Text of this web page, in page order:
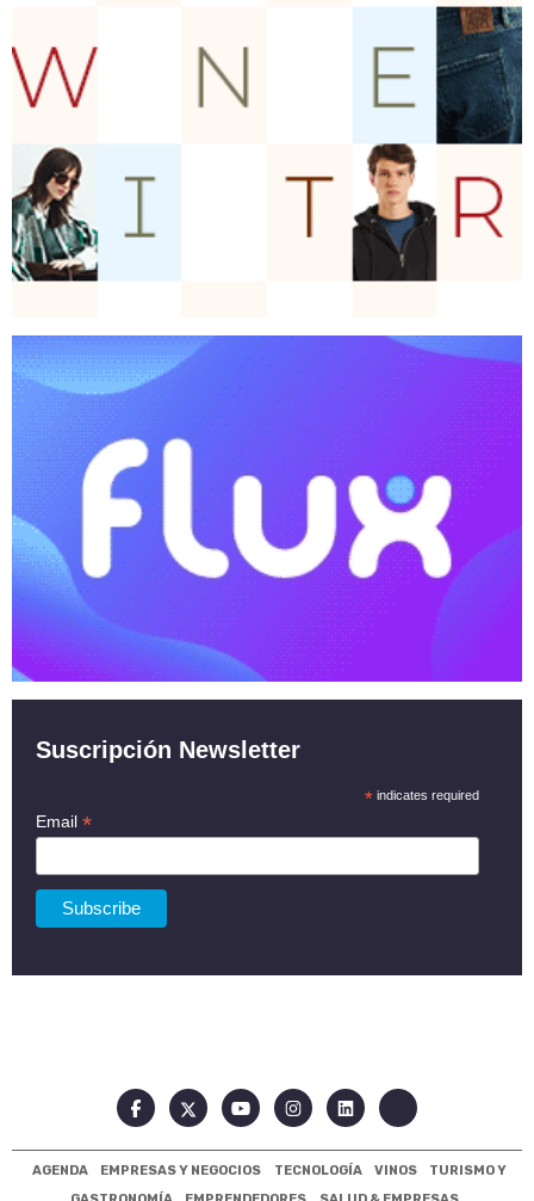
Suscripción Newsletter
* indicates required
Email *
AGENDA EMPRESAS Y NEGOCIOS TECNOLOGÍA VINOS
TURISMO Y